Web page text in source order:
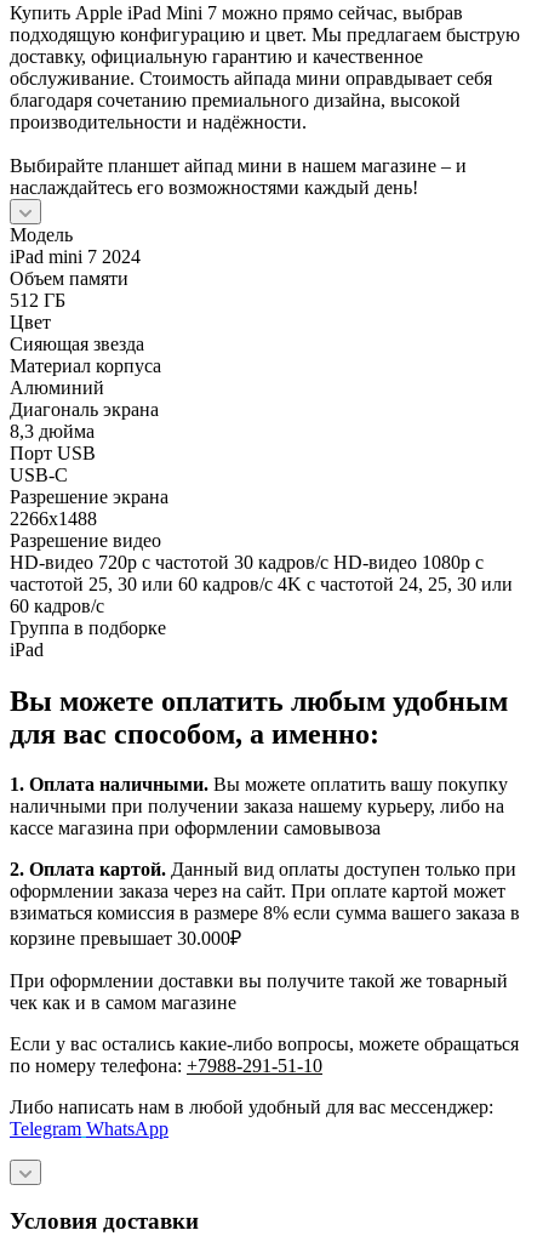
Купить Apple iPad Mini 7 можно прямо сейчас, выбрав
подходящую конфигурацию и цвет. Мы предлагаем быструю
доставку, официальную гарантию и качественное
обслуживание. Стоимость айпада мини оправдывает себя
благодаря сочетанию премиального дизайна, высокой
производительности и надёжности.
Выбирайте планшет айпад мини в нашем магазине – и
наслаждайтесь его возможностями каждый день!
Модель
iPad mini 7 2024
Объем памяти
512 ГБ
Цвет
Сияющая звезда
Материал корпуса
Алюминий
Диагональ экрана
8,3 дюйма
Порт USB
USB-C
Разрешение экрана
2266x1488
Разрешение видео
HD-видео 720p с частотой 30 кадров/ с HD-видео 1080p с
частотой 25, 30 или 60 кадров/ с 4K с частотой 24, 25, 30 или
60 кадров/ с
Группа в подборке
iPad
Вы можете оплатить любым удобным
для вас способом, а именно:
1. Оплата наличными. Вы можете оплатить вашу покупку
наличными при получении заказа нашему курьеру, либо на
кассе магазина при оформлении самовывоза
2. Оплата картой. Данный вид оплаты доступен только при
оформлении заказа через на сайт. При оплате картой может
взиматься комиссия в размере 8% если сумма вашего заказа в
корзине превышает 30.000₽
При оформлении доставки вы получите такой же товарный
чек как и в самом магазине
Если у вас остались какие-либо вопросы, можете обращаться
по номеру телефона: +7988-291-51-10
Либо написать нам в любой удобный для вас мессенджер:
Telegram WhatsApp
Условия доставки